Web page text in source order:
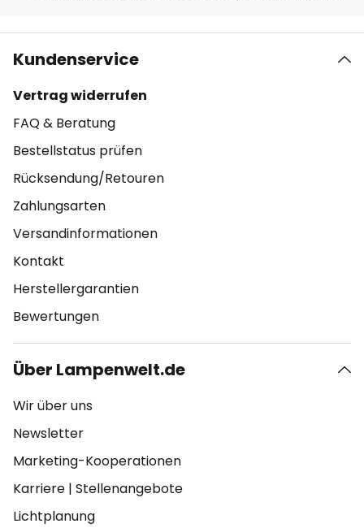
Kundenservice
Vertrag widerrufen
FAQ & Beratung
Bestellstatus prüfen
Rücksendung/Retouren
Zahlungsarten
Versandinformationen
Kontakt
Herstellergarantien
Bewertungen
Über Lampenwelt.de
Wir über uns
Newsletter
Marketing-Kooperationen
Karriere | Stellenangebote
Lichtplanung